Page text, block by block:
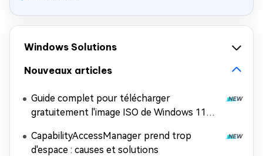
Windows Solutions
Nouveaux articles
Guide complet pour télécharger
gratuitement l'image ISO de Windows 11
CapabilityAccessManager prend trop
d'espace : causes et solutions